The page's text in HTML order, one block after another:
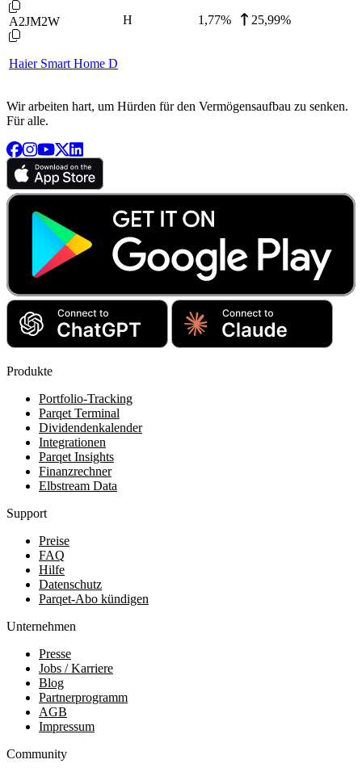
A2JM2W
Haier Smart Home D
H 1,77% 25,99%
Wir arbeiten hart, um Hürden für den Vermögensaufbau zu senken.
Für alle.
Produkte
Portfolio-Tracking
Parqet Terminal
Dividendenkalender
Integrationen
Parqet Insights
Finanzrechner
Elbstream Data
Support
Preise
FAQ
Hilfe
Datenschutz
Parqet-Abo kündigen
Unternehmen
Presse
Jobs / Karriere
Blog
Partnerprogramm
AGB
Impressum
Community